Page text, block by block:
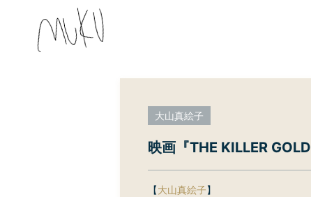
大山真絵子
映画『THE KILLER
【大山真絵子】